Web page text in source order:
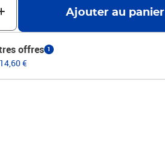
Ajouter au panier
offres 1
€